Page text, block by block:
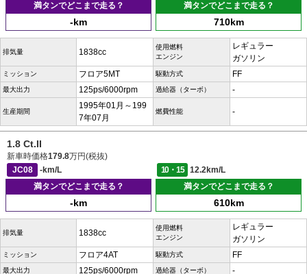
満タンでどこまで走る？
-km
満タンでどこまで走る？
710km
排気量 1838cc
使用燃料
エンジン
レギュラー
ガソリン
ミッション フロア5MT 駆動方式 FF
最大出力 125ps/6000rpm 過給器（ターボ） -
生産期間
1995年01月～199
7年07月
燃費性能 -
1.8 Ct.II
新車時価格179.8万円(税抜)
JC08
-km/L 10・15
12.2km/L
満タンでどこまで走る？
-km
満タンでどこまで走る？
610km
排気量 1838cc
使用燃料
エンジン
レギュラー
ガソリン
ミッション フロア4AT 駆動方式 FF
最大出力 125ps/6000rpm 過給器（ターボ） -